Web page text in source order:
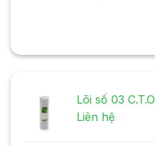
Lõi số 03 C.T.O
Liên hệ